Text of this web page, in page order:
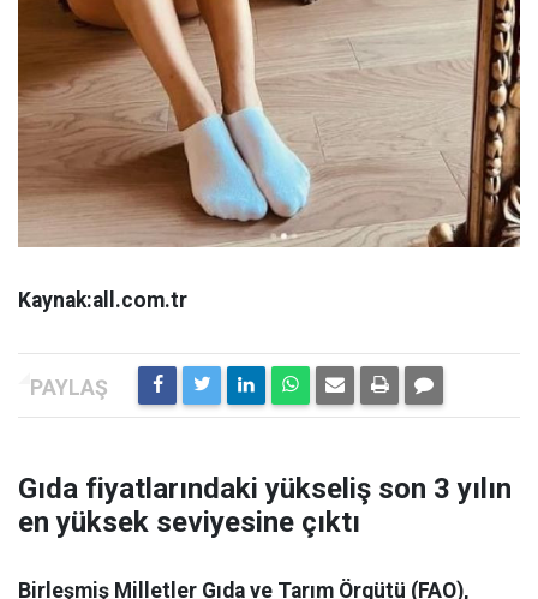
Kaynak:all.com.tr
Gıda fiyatlarındaki yükseliş son 3 yılın
en yüksek seviyesine çıktı
Birleşmiş Milletler Gıda ve Tarım Örgütü (FAO),